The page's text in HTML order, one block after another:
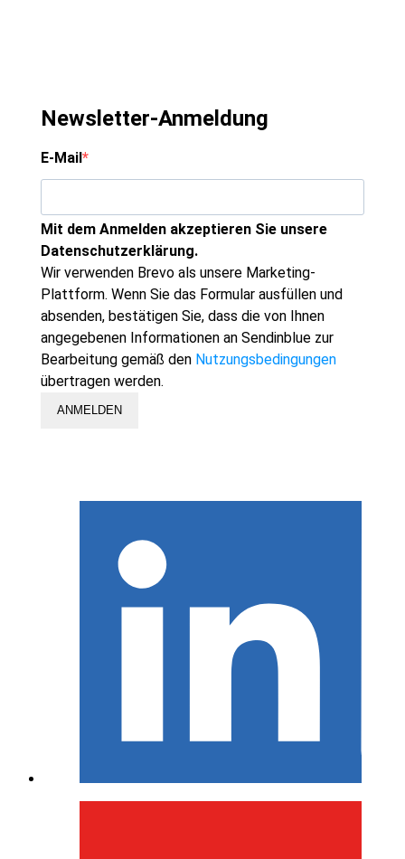
Newsletter-Anmeldung
E-Mail
Mit dem Anmelden akzeptieren Sie unsere
Datenschutzerklärung.
Wir verwenden Brevo als unsere Marketing-
Plattform. Wenn Sie das Formular ausfüllen und
absenden, bestätigen Sie, dass die von Ihnen
angegebenen Informationen an Sendinblue zur
Bearbeitung gemäß den Nutzungsbedingungen
übertragen werden.
ANMELDEN